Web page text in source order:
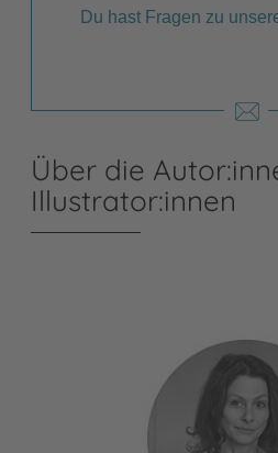
Du hast Fragen zu
Über die
Illustrator:innen